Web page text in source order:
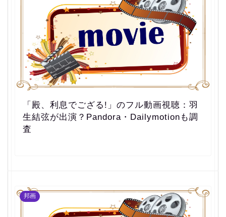
「殿、利息でござる!」のフル動画視聴：羽
生結弦が出演？Pandora・Dailymotionも調
査
邦画